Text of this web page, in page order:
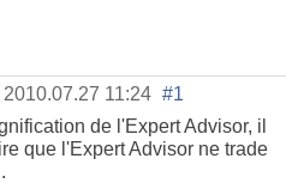
2010.07.27 11:24 #1
de l'Expert Advisor, il
que l'Expert Advisor ne trade